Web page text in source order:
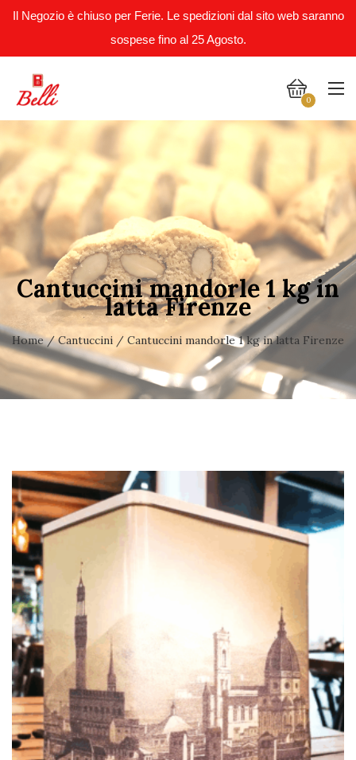
Il Negozio è chiuso per Ferie. Le spedizioni dal sito web saranno
sospese fino al 25 Agosto.
0
Cantuccini mandorle 1 kg in
latta Firenze
Home/Cantuccini / Cantuccini mandorle 1 kg in latta Firenze